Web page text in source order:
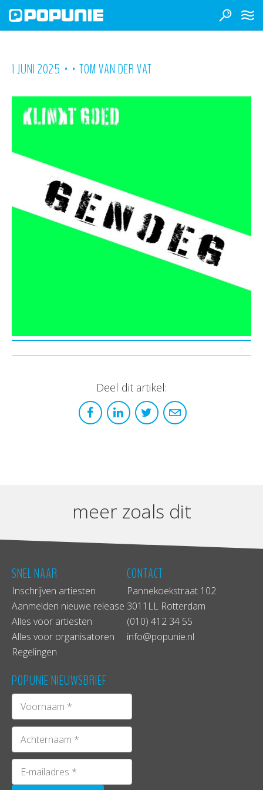
1 JUNI 2025 • • TOM VAN DER VAT
Deel dit artikel:
meer zoals dit
SNEL NAAR
Inschrijven artiesten
Aanmelden nieuwe release
Alles voor artiesten
Alles voor organisatoren
Regelingen
CONTACT
Pannekoekstraat 102
3011LL Rotterdam
(010) 412 34 55
info@popunie.nl
POPUNIE NIEUWSBRIEF